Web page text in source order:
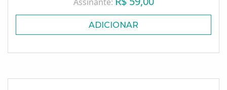
ADICIONAR